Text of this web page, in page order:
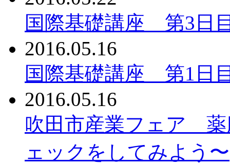
国際基礎講座 第3日
2016.05.16
国際基礎講座 第1日
2016.05.16
吹田市産業フェア 薬
ェックをしてみよう〜